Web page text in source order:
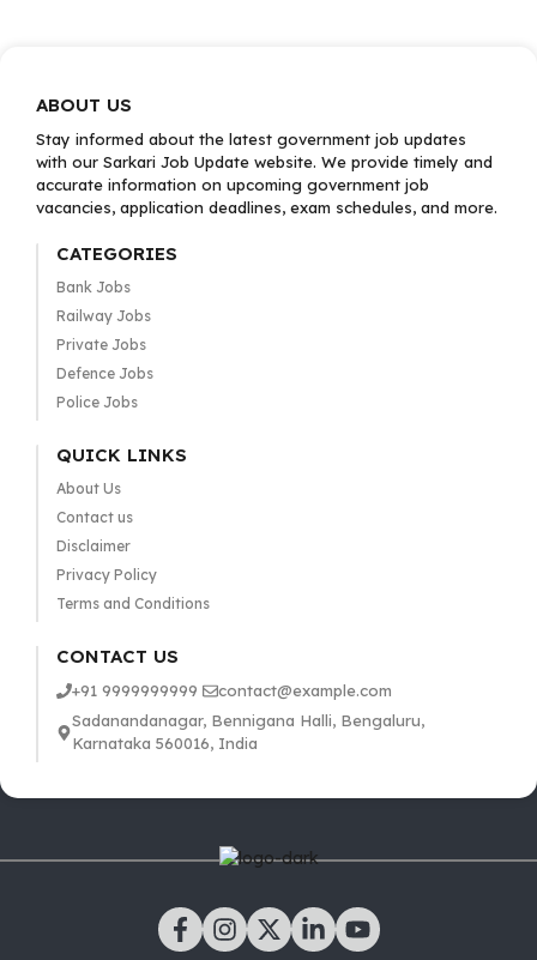
ABOUT US
Stay informed about the latest government job updates
with our Sarkari Job Update website. We provide timely and
accurate information on upcoming government job
vacancies, application deadlines, exam schedules, and more.
CATEGORIES
Bank Jobs
Railway Jobs
Private Jobs
Defence Jobs
Police Jobs
QUICK LINKS
About Us
Contact us
Disclaimer
Privacy Policy
Terms and Conditions
CONTACT US
+91 9999999999
contact@example.com
Sadanandanagar, Bennigana Halli, Bengaluru,
Karnataka 560016, India